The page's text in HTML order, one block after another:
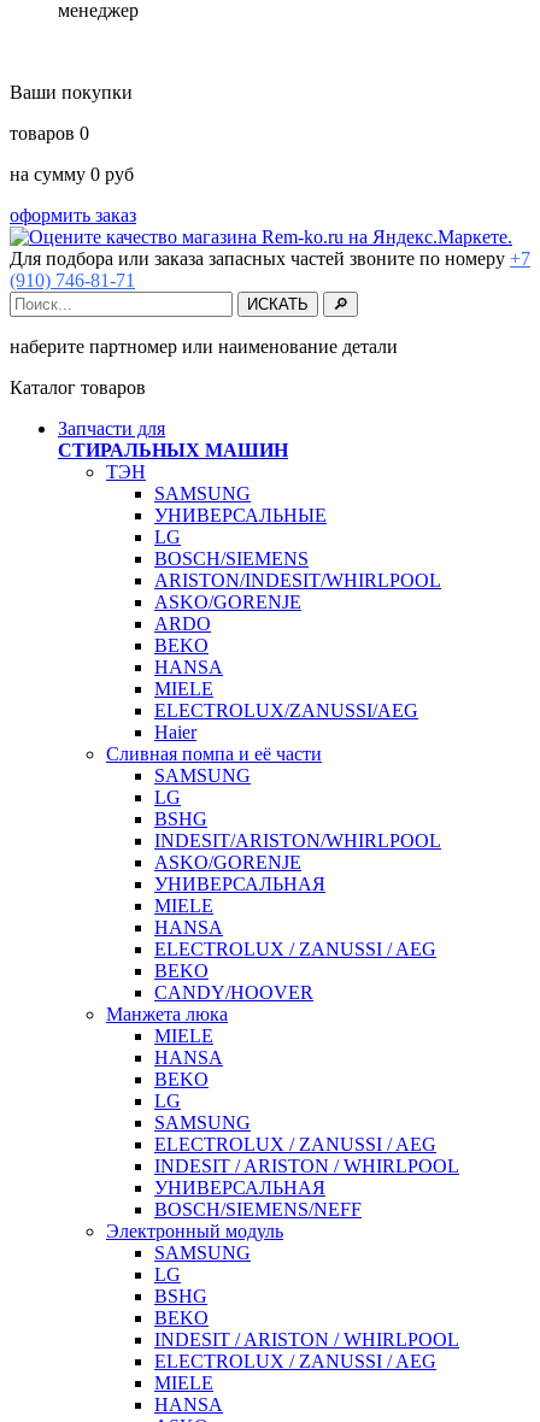
менеджер
Ваши покупки
товаров 0
на сумму 0 руб
оформить заказ
Для подбора или заказа запасных частей звоните по номеру +7
(910) 746-81-71
наберите партномер или наименование детали
Каталог товаров
Запчасти для
СТИРАЛЬНЫХ МАШИН
ТЭН
SAMSUNG
УНИВЕРСАЛЬНЫЕ
LG
BOSCH/SIEMENS
ARISTON/INDESIT/WHIRLPOOL
ASKO/GORENJE
ARDO
BEKO
HANSA
MIELE
ELECTROLUX/ZANUSSI/AEG
Haier
Сливная помпа и её части
SAMSUNG
LG
BSHG
INDESIT/ARISTON/WHIRLPOOL
ASKO/GORENJE
УНИВЕРСАЛЬНАЯ
MIELE
HANSA
ELECTROLUX / ZANUSSI / AEG
BEKO
CANDY/HOOVER
Манжета люка
MIELE
HANSA
BEKO
LG
SAMSUNG
ELECTROLUX / ZANUSSI / AEG
INDESIT / ARISTON / WHIRLPOOL
УНИВЕРСАЛЬНАЯ
BOSCH/SIEMENS/NEFF
Электронный модуль
SAMSUNG
LG
BSHG
BEKO
INDESIT / ARISTON / WHIRLPOOL
ELECTROLUX / ZANUSSI / AEG
MIELE
HANSA